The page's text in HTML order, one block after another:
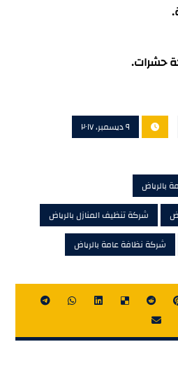
حشرات.
٩ ديسمبر، ٢٠١٧
بالرياض
شركة تنظيف المنازل بالرياض
شركة نظافة عامة بالرياض